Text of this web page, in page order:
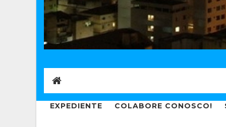
EXPEDIENTE COLABORE CONOSCO!